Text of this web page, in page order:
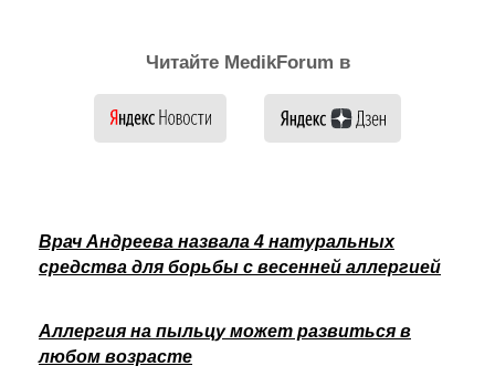
Читайте MedikForum в
Врач Андреева назвала 4 натуральных
средства для борьбы с весенней аллергией
Аллергия на пыльцу может развиться в
любом возрасте